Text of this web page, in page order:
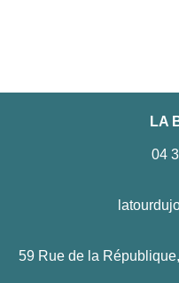
LA
04
59 Rue de la